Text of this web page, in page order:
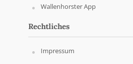
Wallenhorster App
Rechtliches
Impressum